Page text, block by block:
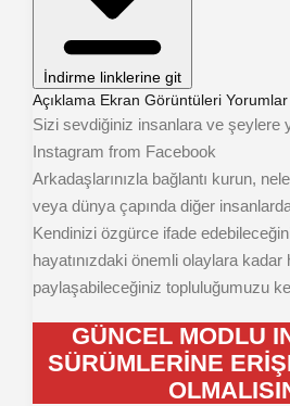
İndirme linklerine git
Açıklama Ekran Görüntüleri Yorumlar
Sizi sevdiğiniz insanlara ve şeylere
Instagram from Facebook
Arkadaşlarınızla bağlantı kurun,
veya dünya çapında diğer
Kendinizi özgürce ifade
hayatınızdaki önemli olaylara kadar
paylaşabileceğiniz topluluğumuzu
GÜNCEL MODLU
SÜRÜMLERİNE